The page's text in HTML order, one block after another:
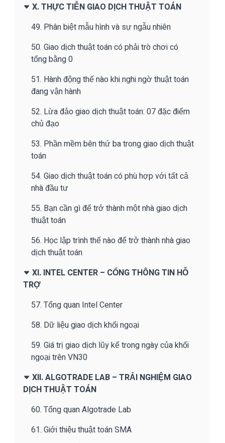
X. THỰC TIỄN GIAO DỊCH THUẬT TOÁN
49. Phân biệt mẫu hình và sự ngẫu nhiên
50. Giao dịch thuật toán có phải trò chơi có
tổng bằng 0
51. Hành động thế nào khi nghi ngờ thuật toán
đang vận hành
52. Lừa đảo giao dịch thuật toán: 07 đặc điểm
chủ đạo
53. Phần mềm bên thứ ba trong giao dịch thuật
toán
54. Giao dịch thuật toán có phù hợp với tất cả
nhà đầu tư
55. Bạn cần gì để trở thành một nhà giao dịch
thuật toán
56. Học lập trình thế nào để trở thành nhà giao
dịch thuật toán
XI. INTEL CENTER – CỔNG THÔNG TIN HỖ
TRỢ
57. Tổng quan Intel Center
58. Dữ liệu giao dịch khối ngoại
59. Giá trị giao dịch lũy kế trong ngày của khối
ngoại trên VN30
XII. ALGOTRADE LAB – TRẢI NGHIỆM GIAO
DỊCH THUẬT TOÁN
60. Tổng quan Algotrade Lab
61. Giới thiệu thuật toán SMA